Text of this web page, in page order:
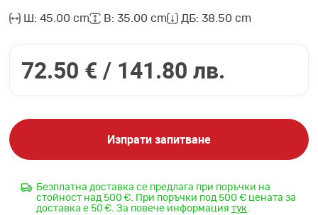
Ш: 45.00 cm В: 35.00 cm ДБ: 38.50 cm
72.50 € / 141.80 лв.
Изпрати запитване
Безплатна доставка се предлага при поръчки на
стойност над 500 €. При поръчки под 500 € цената за
доставка е 50 €. За повече информация тук.